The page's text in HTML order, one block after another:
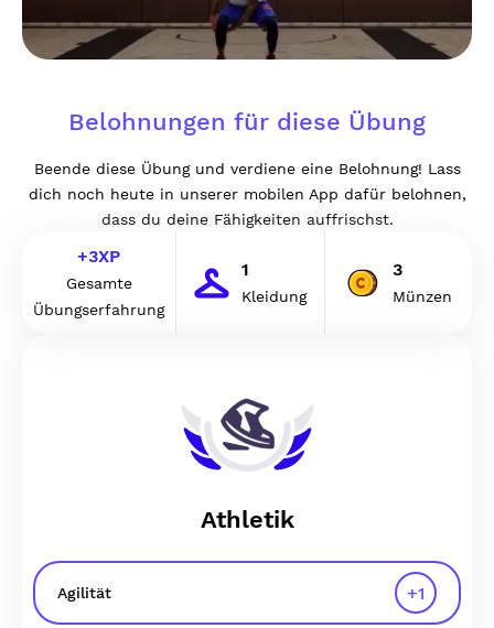
Belohnungen für diese Übung
Beende diese Übung und verdiene eine Belohnung! Lass
dich noch heute in unserer mobilen App dafür belohnen,
dass du deine Fähigkeiten auffrischst.
+3XP
Gesamte
Übungserfahrung
1
Kleidung
3
Münzen
Athletik
Agilität +1